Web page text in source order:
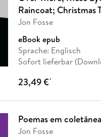
Raincoat; Christmas
Jon Fosse
eBook epub
Sprache: Englisch
Sofort lieferbar
23,49 €*
Poemas em coletânea
Jon Fosse